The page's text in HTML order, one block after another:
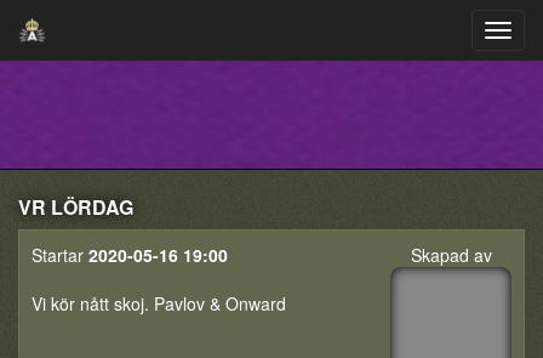
VR LÖRDAG
Skapad av
Startar 2020-05-16 19:00
Vi kör nått skoj. Pavlov & Onward